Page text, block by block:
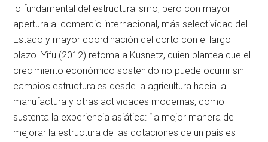
lo fundamental del estructuralismo, pero con mayor
apertura al comercio internacional, más selectividad del
Estado y mayor coordinación del corto con el largo
plazo. Yifu (2012) retoma a Kusnetz, quien plantea que el
crecimiento económico sostenido no puede ocurrir sin
cambios estructurales desde la agricultura hacia la
manufactura y otras actividades modernas, como
sustenta la experiencia asiática: “la mejor manera de
mejorar la estructura de las dotaciones de un país es